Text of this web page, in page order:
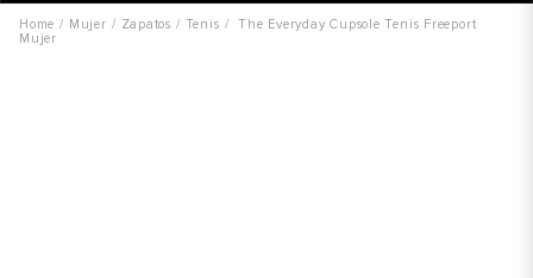
Mujer Zapatos Tenis
The Everyday Cupsole Tenis Freeport
Mujer